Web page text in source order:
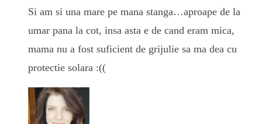
Si am si una mare pe mana stanga…aproape de la
umar pana la cot, insa asta e de cand eram mica,
mama nu a fost suficient de grijulie sa ma dea cu
protectie solara :((